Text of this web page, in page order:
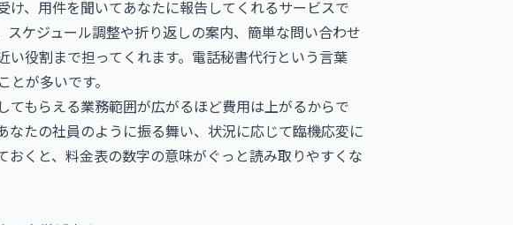
、用件を聞いてあなたに報告してくれるサービスで
ケジュール調整や折り返しの案内、簡単な問い合わせ
役割まで担ってくれます。電話秘書代行という言葉
が多いです。
もらえる業務範囲が広がるほど費用は上がるからで
たの社員のように振る舞い、状況に応じて臨機応変に
くと、料金表の数字の意味がぐっと読み取りやすくな